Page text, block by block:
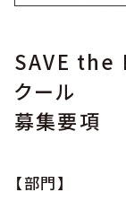
SAVE the
クール
募集要項
【部門】